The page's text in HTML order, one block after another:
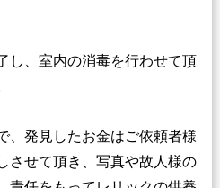
し、室内の消毒を行わせて頂
、発見したお金はご依頼者様
させて頂き、写真や故人様の